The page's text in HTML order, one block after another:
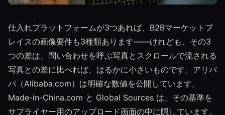
仕入れプラットフォームが3つあれば、B2Bマーケットプ
レイスの画像要件も3種類あります——けれども、その3
つの差は、問い合わせを呼ぶ写真とスクロールで流される
写真との差に比べれば、はるかに小さいものです。アリバ
バ（Alibaba.com）は明確な数値を公開しています。
Made-in-China.com と Global Sources は、その基準を
サプライヤー用のアップロード画面の中に隠しています。